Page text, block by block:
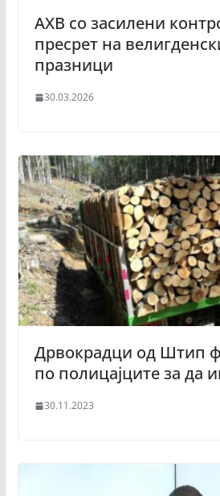
АХВ со засилени
пресрет на
празници
30.03.2026
Дрвокрадци од Штип
по полицајците за да
30.11.2023